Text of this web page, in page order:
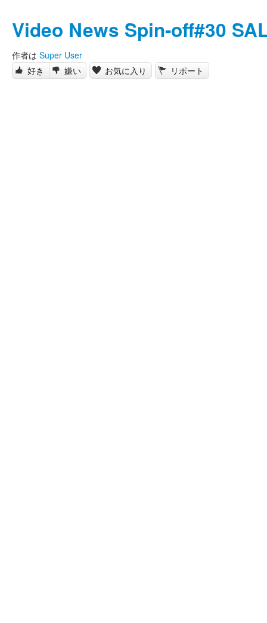
Video News Spin-off#30
作者は Super User
好き
嫌い お気に入り リポート